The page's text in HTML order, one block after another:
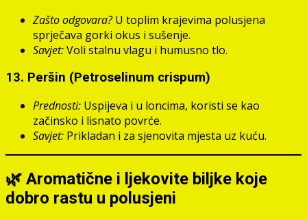
Zašto odgovara?U toplim krajevima polusjena
sprječava gorki okus i sušenje.
Savjet:Voli stalnu vlagu i humusno tlo.
13. Peršin (Petroselinum crispum)
Prednosti: Uspijeva i u loncima, koristi se kao
začinsko i lisnato povrće.
Savjet: Prikladan i za sjenovita mjesta uz kuću.
🌿 Aromatične i ljekovite biljke koje
dobro rastu u polusjeni